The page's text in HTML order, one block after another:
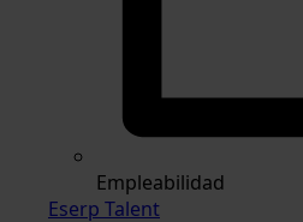
Empleabilidad
Eserp Talent